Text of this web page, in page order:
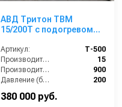
АВД Тритон TBM
15/200Т с подогревом
Артикул:
Т-500
Производительность (л/мин):
15
Производительность (л/ч):
900
Давление (бар):
200
380 000 руб.